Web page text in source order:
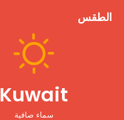
الطقس
Kuwait
سماء صافية